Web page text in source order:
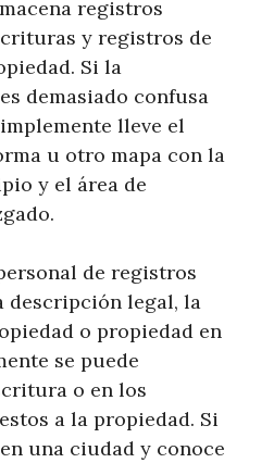
registros
y registros de
Si la
demasiado confusa
lleve el
u otro mapa con la
y el área de
de registros
descripción legal, la
o propiedad en
se puede
o en los
a la propiedad. Si
una ciudad y conoce